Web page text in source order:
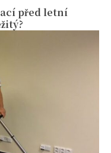
před letní